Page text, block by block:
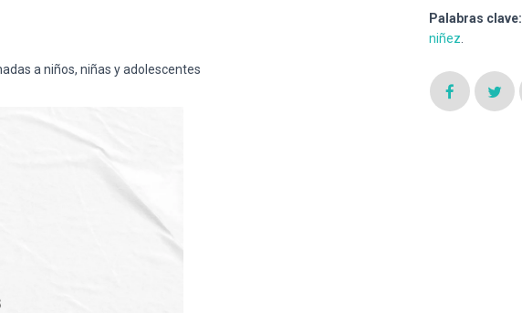
a niños, niñas y adolescentes
Palabras clave:
niñez